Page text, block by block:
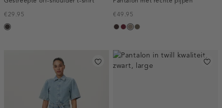
€29.95
choco
€49.95
choco,
bordeaux,
taupe,
bruin